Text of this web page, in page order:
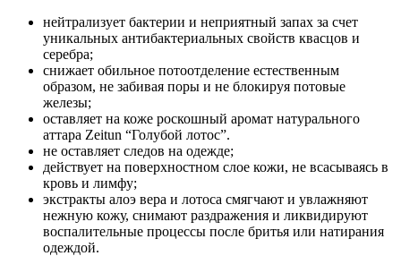
нейтрализует бактерии и неприятный запах за счет
уникальных антибактериальных свойств квасцов и
серебра;
снижает обильное потоотделение естественным
образом, не забивая поры и не блокируя потовые
железы;
оставляет на коже роскошный аромат натурального
аттара Zeitun “Голубой лотос”.
не оставляет следов на одежде;
действует на поверхностном слое кожи, не всасываясь в
кровь и лимфу;
экстракты алоэ вера и лотоса смягчают и увлажняют
нежную кожу, снимают раздражения и ликвидируют
воспалительные процессы после бритья или натирания
одеждой.